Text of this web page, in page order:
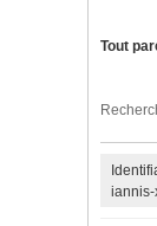
Tout
iannis-